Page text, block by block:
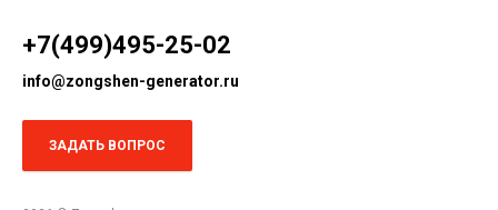
+7(499)495-25-02
info@zongshen-generator.ru
ЗАДАТЬ ВОПРОС